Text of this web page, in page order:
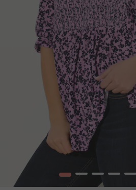
1 2 3 4 5